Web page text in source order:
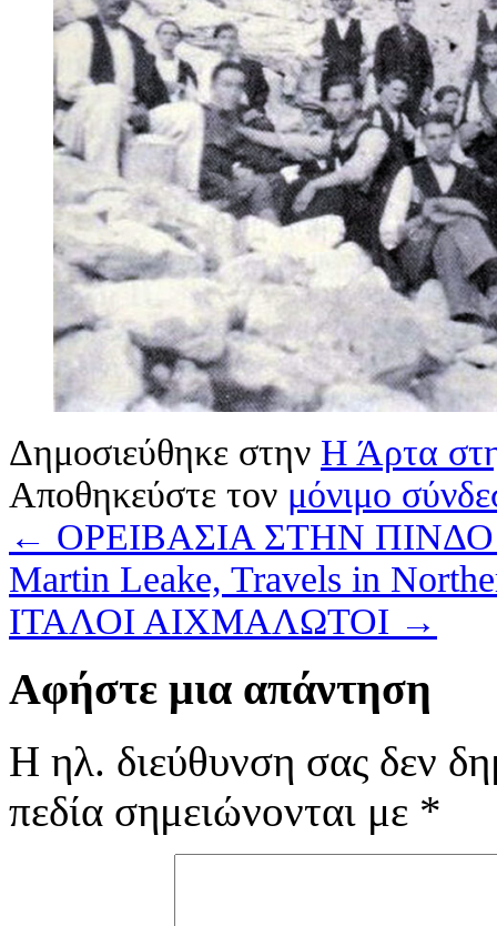
Δημοσιεύθηκε στην Η Άρτα
Αποθηκεύστε τον μόνιμο
← ΟΡΕΙΒΑΣΙΑ ΣΤΗΝ
Martin Leake, Travels in
ΙΤΑΛΟΙ ΑΙΧΜΑΛΩΤΟΙ →
Αφήστε μια απάντηση
Η ηλ. διεύθυνση σας δεν
πεδία σημειώνονται με *